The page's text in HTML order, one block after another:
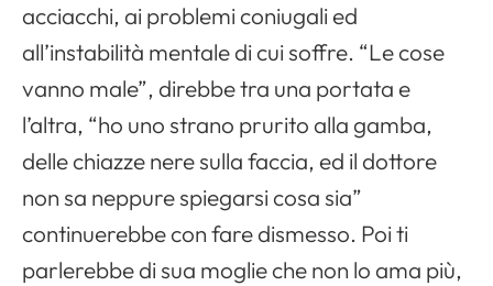
acciacchi, ai problemi coniugali ed
all’instabilità mentale di cui soffre. “Le cose
vanno male”, direbbe tra una portata e
l’altra, “ho uno strano prurito alla gamba,
delle chiazze nere sulla faccia, ed il dottore
non sa neppure spiegarsi cosa sia”
continuerebbe con fare dismesso. Poi ti
parlerebbe di sua moglie che non lo ama più,